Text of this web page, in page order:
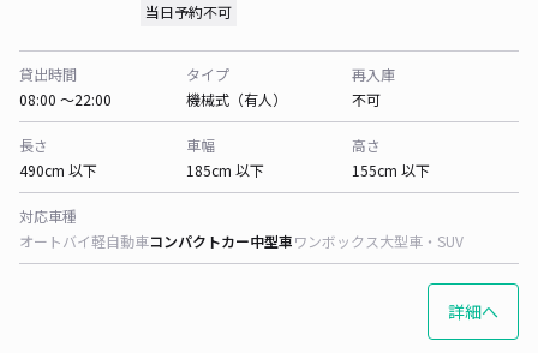
当日予約不可
貸出時間
08:00 〜22:00
タイプ
機械式（有人）
再入庫
不可
長さ
490cm 以下
車幅
185cm 以下
高さ
155cm 以下
対応車種
オートバイ軽自動車コンパクトカー中型車ワンボックス大型車・SUV
詳細へ